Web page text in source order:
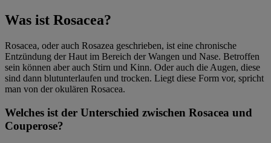
Was ist Rosacea?
Rosacea, oder auch Rosazea geschrieben, ist eine chronische
Entzündung der Haut im Bereich der Wangen und Nase. Betroffen
sein können aber auch Stirn und Kinn. Oder auch die Augen, diese
sind dann blutunterlaufen und trocken. Liegt diese Form vor, spricht
man von der okulären Rosacea.
Welches ist der Unterschied zwischen Rosacea und
Couperose?